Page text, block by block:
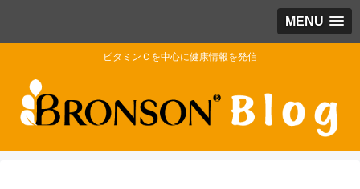
MENU
ビタミンＣを中心に健康情報を発信